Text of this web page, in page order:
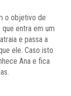
o objetivo de
entra em um
e passa a
ele. Caso isto
Ana e fica